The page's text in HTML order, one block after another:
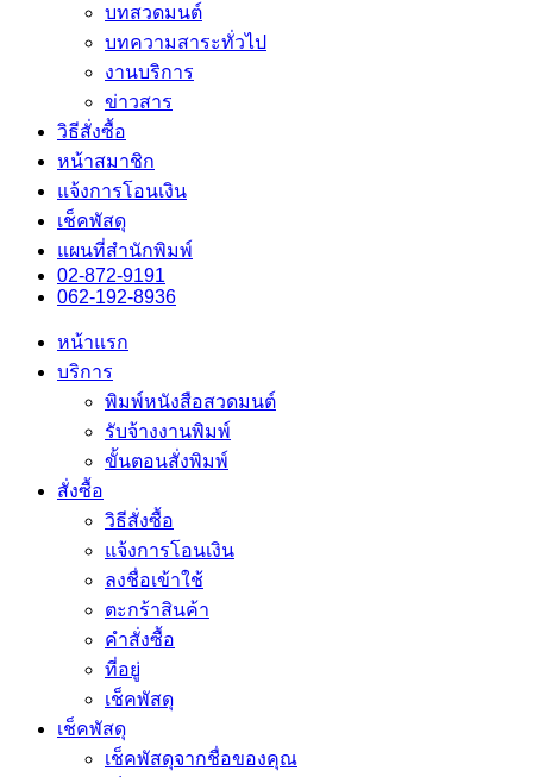
บทสวดมนต์
บทความสาระทั่วไป
งานบริการ
ข่าวสาร
วิธีสั่งซื้อ
หน้าสมาชิก
แจ้งการโอนเงิน
เช็คพัสดุ
แผนที่สำนักพิมพ์
02-872-9191
062-192-8936
หน้าแรก
บริการ
พิมพ์หนังสือสวดมนต์
รับจ้างงานพิมพ์
ขั้นตอนสั่งพิมพ์
สั่งซื้อ
วิธีสั่งซื้อ
แจ้งการโอนเงิน
ลงชื่อเข้าใช้
ตะกร้าสินค้า
คำสั่งซื้อ
ที่อยู่
เช็คพัสดุ
เช็คพัสดุ
เช็คพัสดุจากชื่อของคุณ